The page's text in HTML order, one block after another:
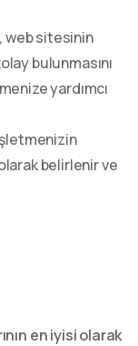
web sitesinin
bulunmasını
yardımcı
belirlenir ve
en iyisi olarak